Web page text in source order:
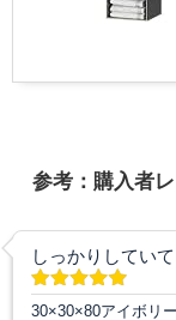
参考：購入者
しっかりしていて
30×30×80アイボリ